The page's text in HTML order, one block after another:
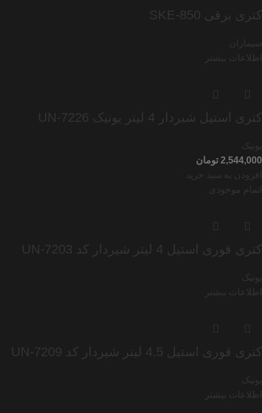
كتری برقی SKE-850
سیماران
اطلاعات بیشتر
کتری استیل شیردار 4 لیتر یونیک UN-7226
یونیک
تومان
افزودن به سبد خرید
اتمام موجودی
کتری قوری استیل 4 لیتر شیردار کد UN-7203
یونیک
اطلاعات بیشتر
کتری قوری استیل 4.5 لیتر شیردار کد UN-7209
یونیک
اطلاعات بیشتر